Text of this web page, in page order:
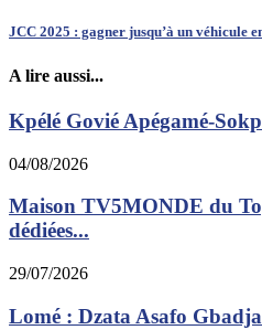
JCC 2025 : gagner jusqu’à un véhicule
A lire aussi...
Kpélé Govié Apégamé-
04/08/2026
Maison TV5MONDE du
dédiées...
29/07/2026
Lomé : Dzata Asafo